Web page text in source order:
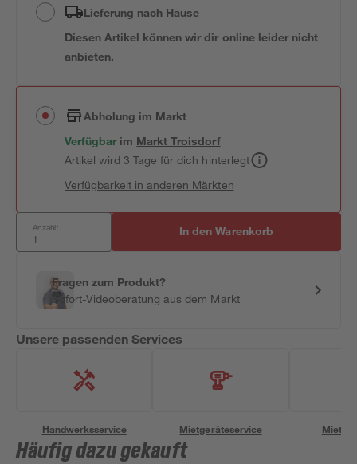
Lieferung nach Hause
Diesen Artikel können wir dir online leider nicht
anbieten.
Abholung im Markt
Verfügbar im MarktTroisdorf
Artikel wird 3 Tage für dich hinterlegt
Verfügbarkeit in anderen Märkten
Anzahl: In den Warenkorb
Fragen zum Produkt?
Sofort-Videoberatung aus dem Markt
Unsere passenden Services
Handwerksservice Mietgeräteservice
Häufig dazu gekauft